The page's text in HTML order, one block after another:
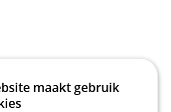
maakt gebruik